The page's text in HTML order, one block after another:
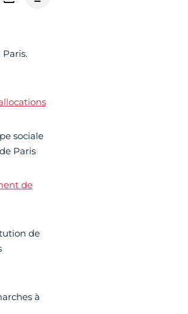
sociale
Paris
de
de
à